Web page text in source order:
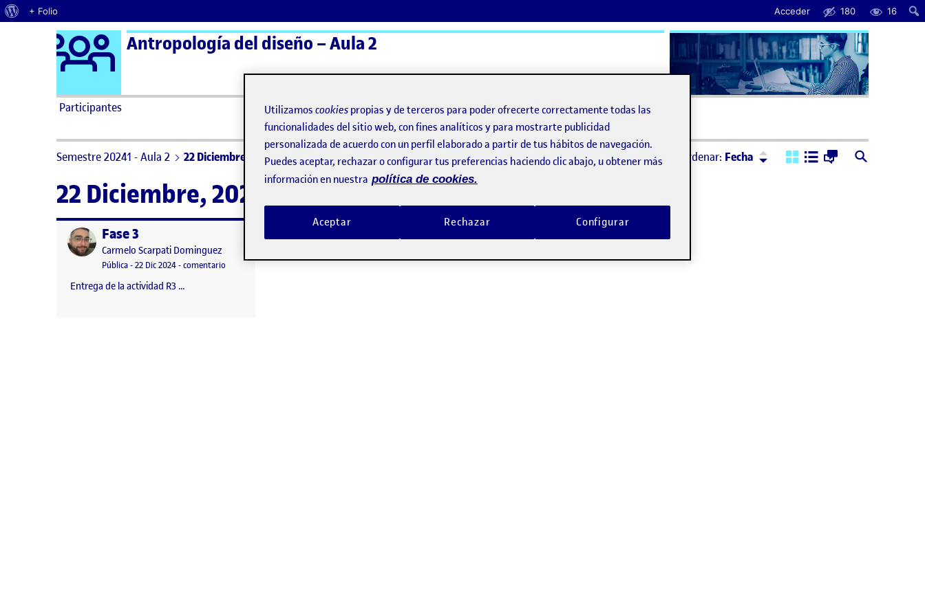
Acerca de WordPress
+ Folio Acceder 180 16
Saltar al contenido Logo Ágora
Antropología del diseño – Aula 2
Participantes ActiFolios Ayuda
Semestre 20241 - Aula 2 22 Diciembre, 2024 Ordenar: Fecha Ordenar:Descendente
22 Diciembre, 2024
Publicado por
Fase 3
Publicado por
Carmelo Scarpati Dominguez
Visibilidad:
Pública-Fecha de publicación
22 Dic 2024-comentario en Fase 3
Entrega de la actividad R3 …
Utilizamos cookies propias y de terceros para poder ofrecerte correctamente todas las
funcionalidades del sitio web, con fines analíticos y para mostrarte publicidad
personalizada de acuerdo con un perfil elaborado a partir de tus hábitos de navegación.
Puedes aceptar, rechazar o configurar tus preferencias haciendo clic abajo, u obtener más
información en nuestra política de cookies.
Rechazar
Aceptar Configurar